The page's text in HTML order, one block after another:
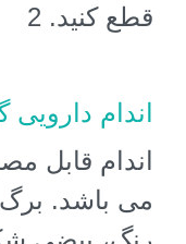
قطع کنید. 2
اندام دارویی
اندام قابل
می باشد.